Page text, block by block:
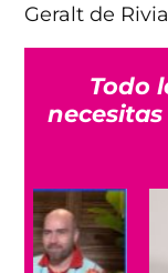
Geralt de
Todo